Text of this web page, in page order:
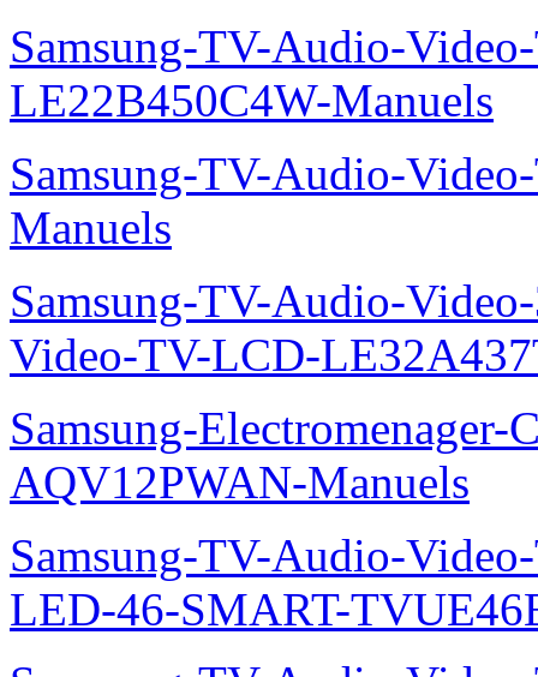
Samsung-TV-Audio-
LE22B450C4W-Manuels
Samsung-TV-Audio-
Manuels
Samsung-TV-Audio-
Video-TV-LCD-
Samsung-Electromenager-
AQV12PWAN-Manuels
Samsung-TV-Audio-
LED-46-SMART-